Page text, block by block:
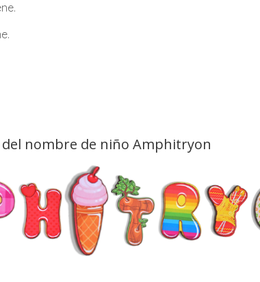
nombre de niño Amphitryon